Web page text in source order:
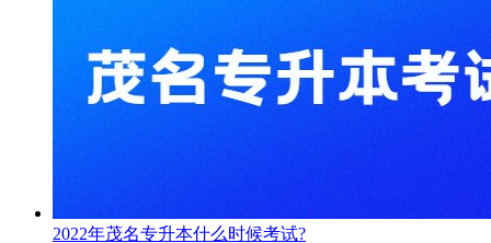
2022年茂名专升本什么时候考试?